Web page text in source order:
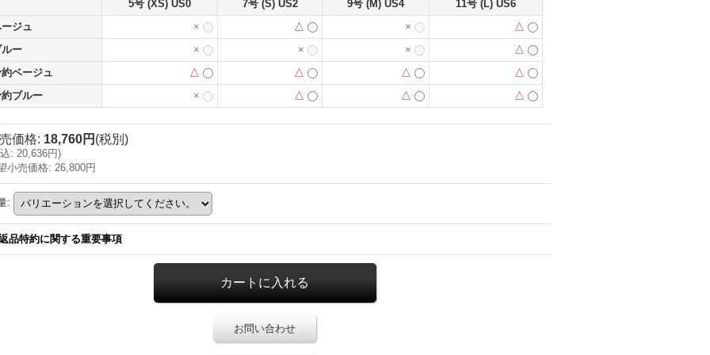
5号 (XS) US0 7号 (S) US2 9号 (M) US4
11号 (L) US6
ジュ
× △ ×
△
ルー
× × ×
△
ベージュ
△ △ △
△
ブルー
× △ △ △
価格: 18,760円 (税別)
: 20,636円)
小売価格: 26,800円
:
品特約に関する重要事項
お問い合わせ